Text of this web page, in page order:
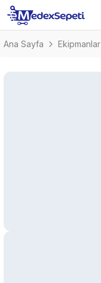
Ana Sayfa Ekipmanlar